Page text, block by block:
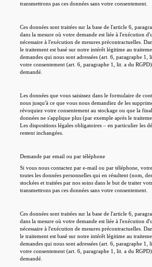
transmettrons pas ces données sans votre consentement.
Ces données sont traitées sur la base de l'article 6,
dans la mesure où votre demande est liée à l'exécution
nécessaire à l'exécution de mesures précontractuelles.
le traitement est basé sur notre intérêt légitime au
demandes qui nous sont adressées (art. 6, paragraphe
votre consentement (art. 6, paragraphe 1, lit. a du
demandé.
Les données que vous saisissez dans le formulaire de
nous jusqu'à ce que vous nous demandiez de les
révoquiez votre consentement au stockage ou que la
données ne s'applique plus (par exemple après le
Les dispositions légales obligatoires – en particulier les
restent inchangées.
Demande par email ou par téléphone
Si vous nous contactez par e-mail ou par téléphone,
toutes les données personnelles qui en résultent (nom,
stockées et traitées par nos soins dans le but de traiter
transmettrons pas ces données sans votre consentement.
Ces données sont traitées sur la base de l'article 6,
dans la mesure où votre demande est liée à l'exécution
nécessaire à l'exécution de mesures précontractuelles.
le traitement est basé sur notre intérêt légitime au
demandes qui nous sont adressées (art. 6, paragraphe
votre consentement (art. 6, paragraphe 1, lit. a du
demandé.